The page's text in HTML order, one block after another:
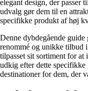
elegant design, der passer
udvalg gør dem til en
specifikke produkt af høj
Denne dybdegående
renommé og unikke tilbud
tilpasset sit sortiment for at
udkig efter dette
destinationer for dem, der